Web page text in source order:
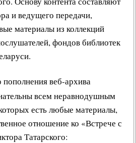
и ведущего передачи,
материалы из коллекций
фондов библиотек
пополнения веб-архива
всем неравнодушным
есть любые материалы,
отношение ко «Встрече с
Татарского: